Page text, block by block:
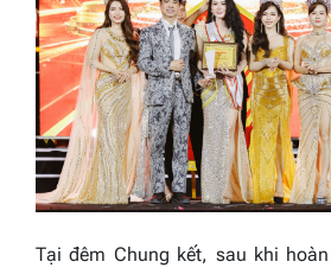
Tại đêm Chung kết, sau khi